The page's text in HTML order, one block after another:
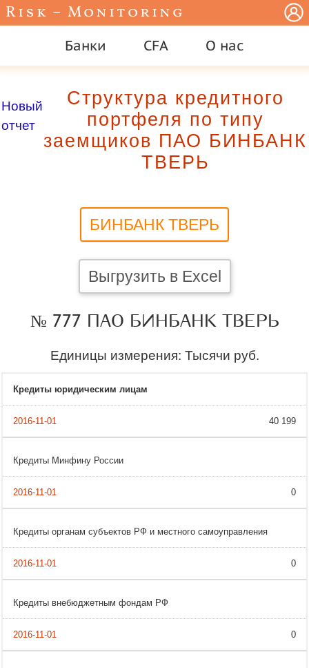
Risk – Monitoring
Банки CFA О нас
Новый
отчет
Структура кредитного
портфеля по типу
заемщиков ПАО БИНБАНК
ТВЕРЬ
БИНБАНК ТВЕРЬ
Выгрузить в Excel
№ 777 ПАО БИНБАНК ТВЕРЬ
Единицы измерения: Тысячи руб.
Кредиты юридическим лицам
40 199
Кредиты Минфину России
0
Кредиты органам субъектов РФ и местного самоуправления
0
Кредиты внебюджетным фондам РФ
0